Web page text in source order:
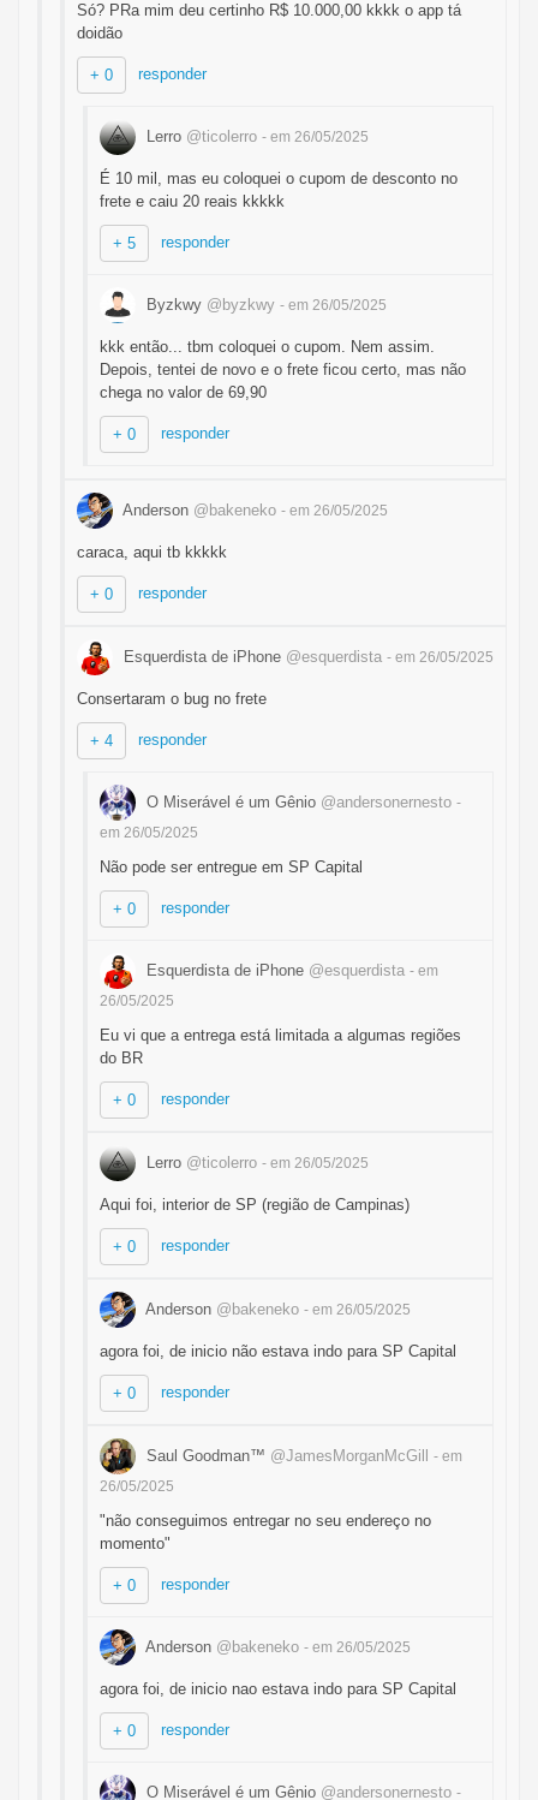
Só? PRa mim deu certinho R$ 10.000,00 kkkk o app tá
doidão
+ 0 responder
Lerro @ticolerro - em 26/05/2025
É 10 mil, mas eu coloquei o cupom de desconto no
frete e caiu 20 reais kkkkk
+ 5 responder
Byzkwy @byzkwy - em 26/05/2025
kkk então... tbm coloquei o cupom. Nem assim.
Depois, tentei de novo e o frete ficou certo, mas não
chega no valor de 69,90
+ 0 responder
Anderson @bakeneko - em 26/05/2025
caraca, aqui tb kkkkk
+ 0 responder
Esquerdista de iPhone @esquerdista - em 26/05/2025
Consertaram o bug no frete
+ 4 responder
O Miserável é um Gênio @andersonernesto -
em 26/05/2025
Não pode ser entregue em SP Capital
+ 0 responder
Esquerdista de iPhone @esquerdista - em
26/05/2025
Eu vi que a entrega está limitada a algumas regiões
do BR
+ 0 responder
Lerro @ticolerro - em 26/05/2025
Aqui foi, interior de SP (região de Campinas)
+ 0 responder
Anderson @bakeneko - em 26/05/2025
agora foi, de inicio não estava indo para SP Capital
+ 0 responder
Saul Goodman™ @JamesMorganMcGill - em
26/05/2025
"não conseguimos entregar no seu endereço no
momento"
+ 0 responder
Anderson @bakeneko - em 26/05/2025
agora foi, de inicio nao estava indo para SP Capital
+ 0 responder
O Miserável é um Gênio @andersonernesto -